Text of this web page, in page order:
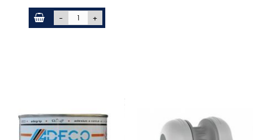
- +